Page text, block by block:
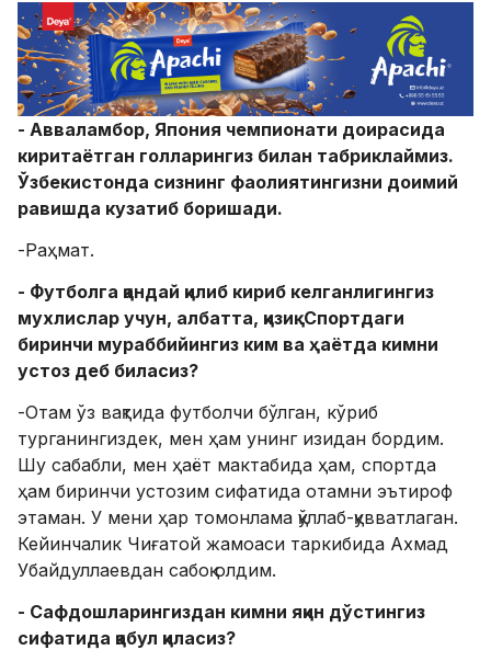
- Авваламбор, Япония чемпионати доирасида
киритаётган голларингиз билан табриклаймиз.
Ўзбекистонда сизнинг фаолиятингизни доимий
равишда кузатиб боришади.
-Раҳмат.
- Футболга қандай қилиб кириб келганлигингиз
мухлислар учун, албатта, қизиқ. Спортдаги
биринчи мураббийингиз ким ва ҳаётда кимни
устоз деб биласиз?
-Отам ўз вақтида футболчи бўлган, кўриб
турганингиздек, мен ҳам унинг изидан бордим.
Шу сабабли, мен ҳаёт мактабида ҳам, спортда
ҳам биринчи устозим сифатида отамни эътироф
этаман. У мени ҳар томонлама қўллаб-қувватлаган.
Кейинчалик Чиғатой жамоаси таркибида Ахмад
Убайдуллаевдан сабоқ олдим.
- Сафдошларингиздан кимни яқин дўстингиз
сифатида қабул қиласиз?